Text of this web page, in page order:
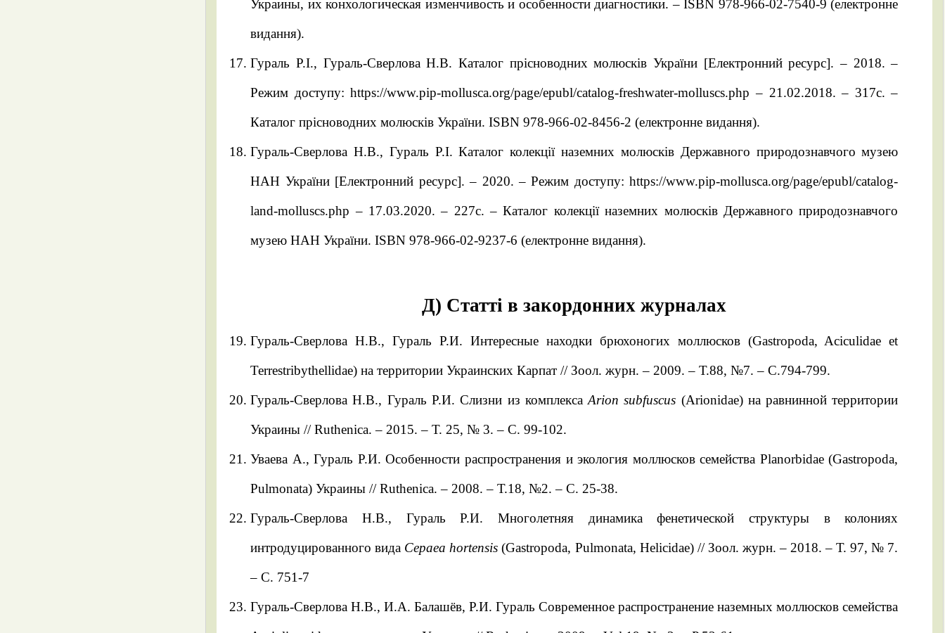
Украины, их конхологическая изменчивость и особенности диагностики. – ISBN 978-966-02-7540-9 (електронне
видання).
Гураль Р.І., Гураль-Сверлова Н.В. Каталог прісноводних молюсків України [Електронний ресурс]. – 2018. –
Режим доступу: https://www.pip-mollusca.org/page/epubl/catalog-freshwater-molluscs.php – 21.02.2018. – 317с. –
Каталог прісноводних молюсків України. ISBN 978-966-02-8456-2 (електронне видання).
Гураль-Сверлова Н.В., Гураль Р.І. Каталог колекції наземних молюсків Державного природознавчого музею
НАН України [Електронний ресурс]. – 2020. – Режим доступу: https://www.pip-mollusca.org/page/epubl/catalog-
land-molluscs.php – 17.03.2020. – 227с. – Каталог колекції наземних молюсків Державного природознавчого
музею НАН України. ISBN 978-966-02-9237-6 (електронне видання).
Д) Статті в закордонних журналах
Гураль-Сверлова Н.В., Гураль Р.И. Интересные находки брюхоногих моллюсков (Gastropoda, Aciculidae et
Terrestribythellidae) на территории Украинских Карпат // Зоол. журн. – 2009. – Т.88, №7. – С.794-799.
Гураль-Сверлова Н.В., Гураль Р.И. Слизни из комплексаArion subfuscus (Arionidae) на равнинной территории
Украины // Ruthenica. – 2015. – Т. 25, № 3. – С. 99-102.
Уваева А., Гураль Р.И. Особенности распространения и экология моллюсков семейства Planorbidae (Gastropoda,
Pulmonata) Украины // Ruthenica. – 2008. – Т.18, №2. – С. 25-38.
Гураль-Сверлова Н.В., Гураль Р.И. Многолетняя динамика фенетической структуры в колониях
интродуцированного вида Cepaea hortensis (Gastropoda, Pulmonata, Helicidae) // Зоол. журн. – 2018. – Т. 97, № 7.
– С. 751-7
Гураль-Сверлова Н.В., И.А. Балашёв, Р.И. Гураль Современное распространение наземных моллюсков семейства